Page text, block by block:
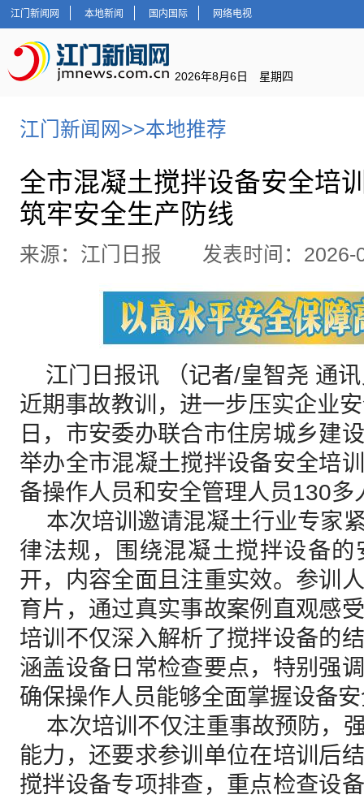
江门新闻网 本地新闻 国内国际 网络电视
2026年8月6日 星期四
江门新闻网 >>本地推荐
全市混凝土搅拌设备安全培
筑牢安全生产防线
来源：江门日报 发表时间：
江门日报讯 （记者/皇智尧 通
近期事故教训，进一步压实企业
日，市安委办联合市住房城乡建
举办全市混凝土搅拌设备安全培
备操作人员和安全管理人员130多
本次培训邀请混凝土行业专家
律法规，围绕混凝土搅拌设备
开，内容全面且注重实效。参训
育片，通过真实事故案例直观感
培训不仅深入解析了搅拌设备的
涵盖设备日常检查要点，特别强
确保操作人员能够全面掌握设备
本次培训不仅注重事故预防，
能力，还要求参训单位在培训后
搅拌设备专项排查，重点检查设